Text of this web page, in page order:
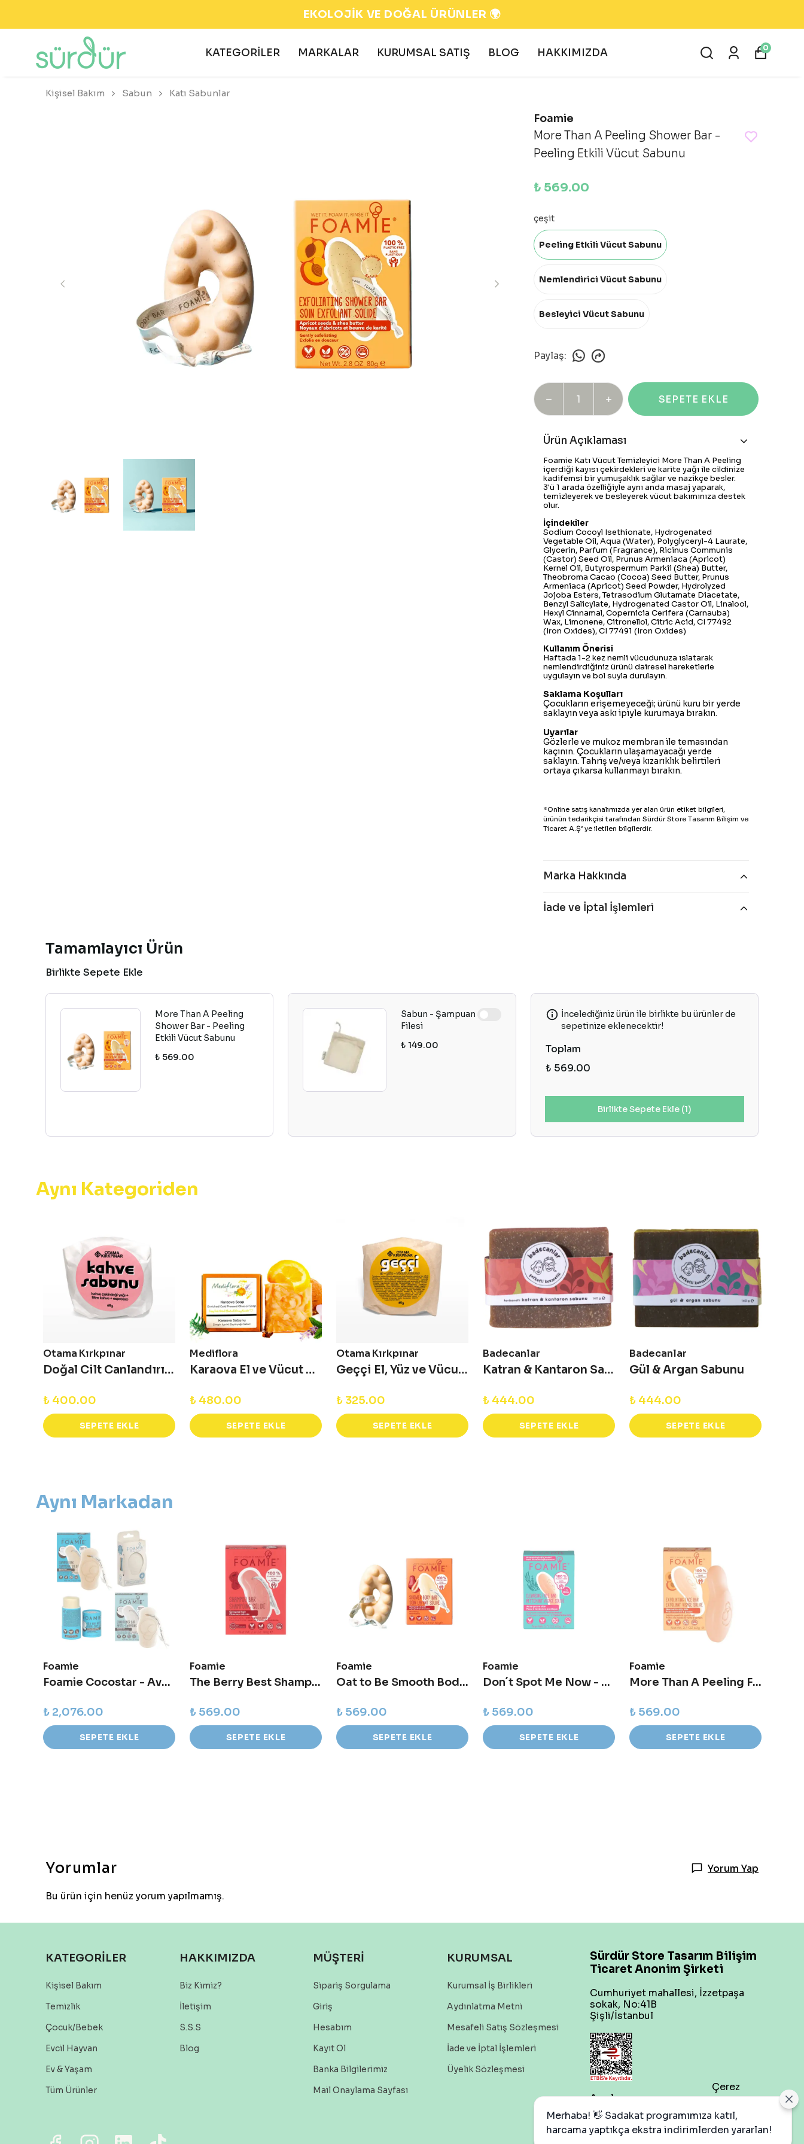
EKOLOJİK VE DOĞAL ÜRÜNLER 🌍
KATEGORİLER MARKALAR KURUMSAL SATIŞ BLOG HAKKIMIZDA 0
Kişisel Bakım Sabun Katı Sabunlar
Foamie
More Than A Peeling Shower Bar -
Peeling Etkili Vücut Sabunu
₺ 569.00
çeşit
Peeling Etkili Vücut Sabunu
Nemlendirici Vücut Sabunu
Besleyici Vücut Sabunu
Paylaş:
SEPETE EKLE
Ürün Açıklaması
Foamie Katı Vücut Temizleyici More Than A Peeling
içerdiği kayısı çekirdekleri ve karite yağı ile cildinize
kadifemsi bir yumuşaklık sağlar ve nazikçe besler.
3'ü 1 arada özelliğiyle aynı anda masaj yaparak,
temizleyerek ve besleyerek vücut bakımınıza destek
olur.
İçindekiler
Sodium Cocoyl Isethionate, Hydrogenated
Vegetable Oil, Aqua (Water), Polyglyceryl-4 Laurate,
Glycerin, Parfum (Fragrance), Ricinus Communis
(Castor) Seed Oil, Prunus Armeniaca (Apricot)
Kernel Oil, Butyrospermum Parkii (Shea) Butter,
Theobroma Cacao (Cocoa) Seed Butter, Prunus
Armeniaca (Apricot) Seed Powder, Hydrolyzed
Jojoba Esters, Tetrasodium Glutamate Diacetate,
Benzyl Salicylate, Hydrogenated Castor Oil, Linalool,
Hexyl Cinnamal, Copernicia Cerifera (Carnauba)
Wax, Limonene, Citronellol, Citric Acid, CI 77492
(Iron Oxides), CI 77491 (Iron Oxides)
Kullanım Önerisi
Haftada 1-2 kez nemli vücudunuza ıslatarak
nemlendirdiğiniz ürünü dairesel hareketlerle
uygulayın ve bol suyla durulayın.
Saklama Koşulları
Çocukların erişemeyeceği; ürünü kuru bir yerde
saklayın veya askı ipiyle kurumaya bırakın.
Uyarılar
Gözlerle ve mukoz membran ile temasından
kaçının. Çocukların ulaşamayacağı yerde
saklayın. Tahriş ve/veya kızarıklık belirtileri
ortaya çıkarsa kullanmayı bırakın.
*Online satış kanalımızda yer alan ürün etiket bilgileri,
ürünün tedarikçisi tarafından Sürdür Store Tasarım Bilişim ve
Ticaret A.Ş’ ye iletilen bilgilerdir.
Marka Hakkında
İade ve İptal İşlemleri
Tamamlayıcı Ürün
Birlikte Sepete Ekle
More Than A Peeling
Shower Bar - Peeling
Etkili Vücut Sabunu
₺ 569.00
Sabun - Şampuan
Filesi
₺ 149.00
İncelediğiniz ürün ile birlikte bu ürünler de
sepetinize eklenecektir!
Toplam
₺ 569.00
Birlikte Sepete Ekle (1)
Aynı Kategoriden
Otama Kırkpınar
Doğal Cilt Canlandırıcı Kahve Sabunu 65 gr
₺ 400.00
SEPETE EKLE
Mediflora
Karaova El ve Vücut Sabunu
₺ 480.00
SEPETE EKLE
Otama Kırkpınar
Geççi El, Yüz ve Vücut Sabunu 65 gr
₺ 325.00
SEPETE EKLE
Badecanlar
Katran & Kantaron Sabunu
₺ 444.00
SEPETE EKLE
Badecanlar
Gül & Argan Sabunu
₺ 444.00
SEPETE EKLE
Aynı Markadan
Foamie
Foamie Cocostar - Avantajlı Set
₺ 2,076.00
SEPETE EKLE
Foamie
The Berry Best Shampoo Bar - Boyalı Saçlar için Katı Şampuan
₺ 569.00
SEPETE EKLE
Foamie
Oat to Be Smooth Body Bar - Besleyici Vücut Sabunu
₺ 569.00
SEPETE EKLE
Foamie
Don´t Spot Me Now - Gözenek Temizleyici Yüz Temizleme Barı
₺ 569.00
SEPETE EKLE
Foamie
More Than A Peeling Face Bar - Normal ve Yağlı Ciltler için Yüz Temizleme Barı
₺ 569.00
SEPETE EKLE
Yorumlar Yorum Yap
Bu ürün için henüz yorum yapılmamış.
KATEGORİLER
Kişisel Bakım
Temizlik
Çocuk/Bebek
Evcil Hayvan
Ev & Yaşam
Tüm Ürünler
HAKKIMIZDA
Biz Kimiz?
İletişim
S.S.S
Blog
MÜŞTERİ
Sipariş Sorgulama
Giriş
Hesabım
Kayıt Ol
Banka Bilgilerimiz
Mail Onaylama Sayfası
KURUMSAL
Kurumsal İş Birlikleri
Aydınlatma Metni
Mesafeli Satış Sözleşmesi
İade ve İptal İşlemleri
Üyelik Sözleşmesi
Sürdür Store Tasarım Bilişim
Ticaret Anonim Şirketi
Cumhuriyet mahallesi, İzzetpaşa
sokak, No:41B
Şişli/İstanbul
Çerez
Ayarları
Merhaba! 👋 Sadakat programımıza katıl,
harcama yaptıkça ekstra indirimlerden yararlan!